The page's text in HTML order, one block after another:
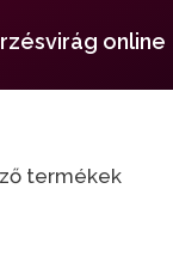
online
termékek